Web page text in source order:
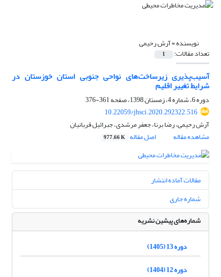
نویسنده =آرش رحیمی
تعداد مقالات: 1
آسیب‌پذیری زیرساخت‌های نواحی جنوبی استان خوزستان در
شرایط تغییر اقلیم
دوره 6، شماره 4، زمستان 1398، صفحه
361-376
10.22059/jhsci.2020.292322.516
آرش رحیمی، رضا برنا، جعفر مرشدی، جبرائیل قربانیان
مشاهده مقاله
اصل مقاله 977.66 K
مقالات آماده انتشار
شماره جاری
شماره‌های پیشین نشریه
دوره 13 (1405)
دوره 12 (1404)